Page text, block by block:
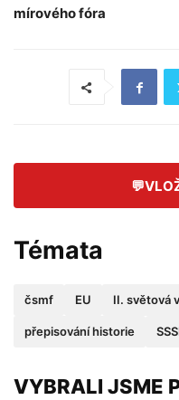
mírového fóra
💬
Témata
čsmf EU II. světová
přepisování historie
VYBRALI JSME